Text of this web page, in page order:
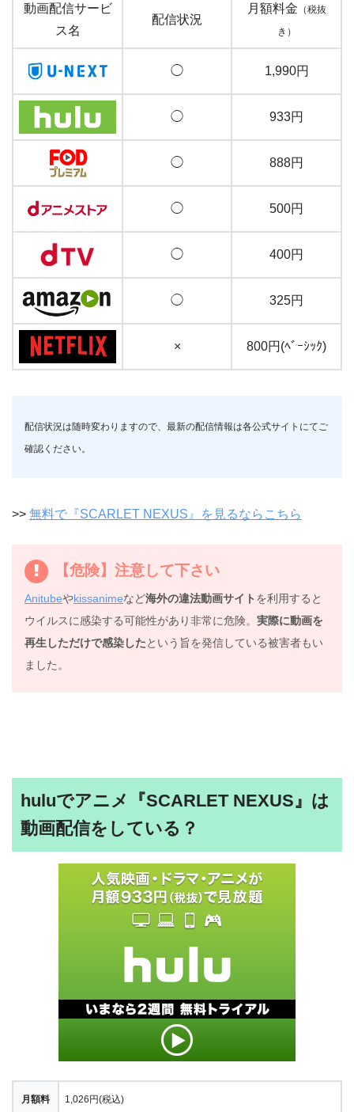
動画配信サービ
ス名
配信状況
月額料金 （税抜
き）
◯ 1,990円
◯ 933円
◯ 888円
◯ 500円
◯ 400円
◯ 325円
× 800円(ﾍﾞｰｼｯｸ)
配信状況は随時変わりますので、最新の配信情報は各公式サイトにてご
確認ください。
>> 無料で『SCARLET NEXUS』を見るならこちら
【危険】注意して下さい
Anitubeやkissanimeなど海外の違法動画サイト を利用すると
ウイルスに感染する可能性があり非常に危険。 実際に動画を
再生しただけで感染したという旨を発信している被害者もい
ました。
huluでアニメ『SCARLET NEXUS』は
動画配信をしている？
月額料 1,026円(税込)